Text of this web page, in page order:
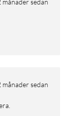
månader sedan
månader sedan